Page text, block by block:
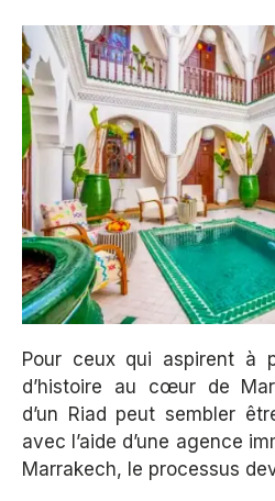
Pour ceux qui aspirent à
d’histoire au cœur de
d’un Riad peut sembler
avec l’aide d’une agence
Marrakech, le processus